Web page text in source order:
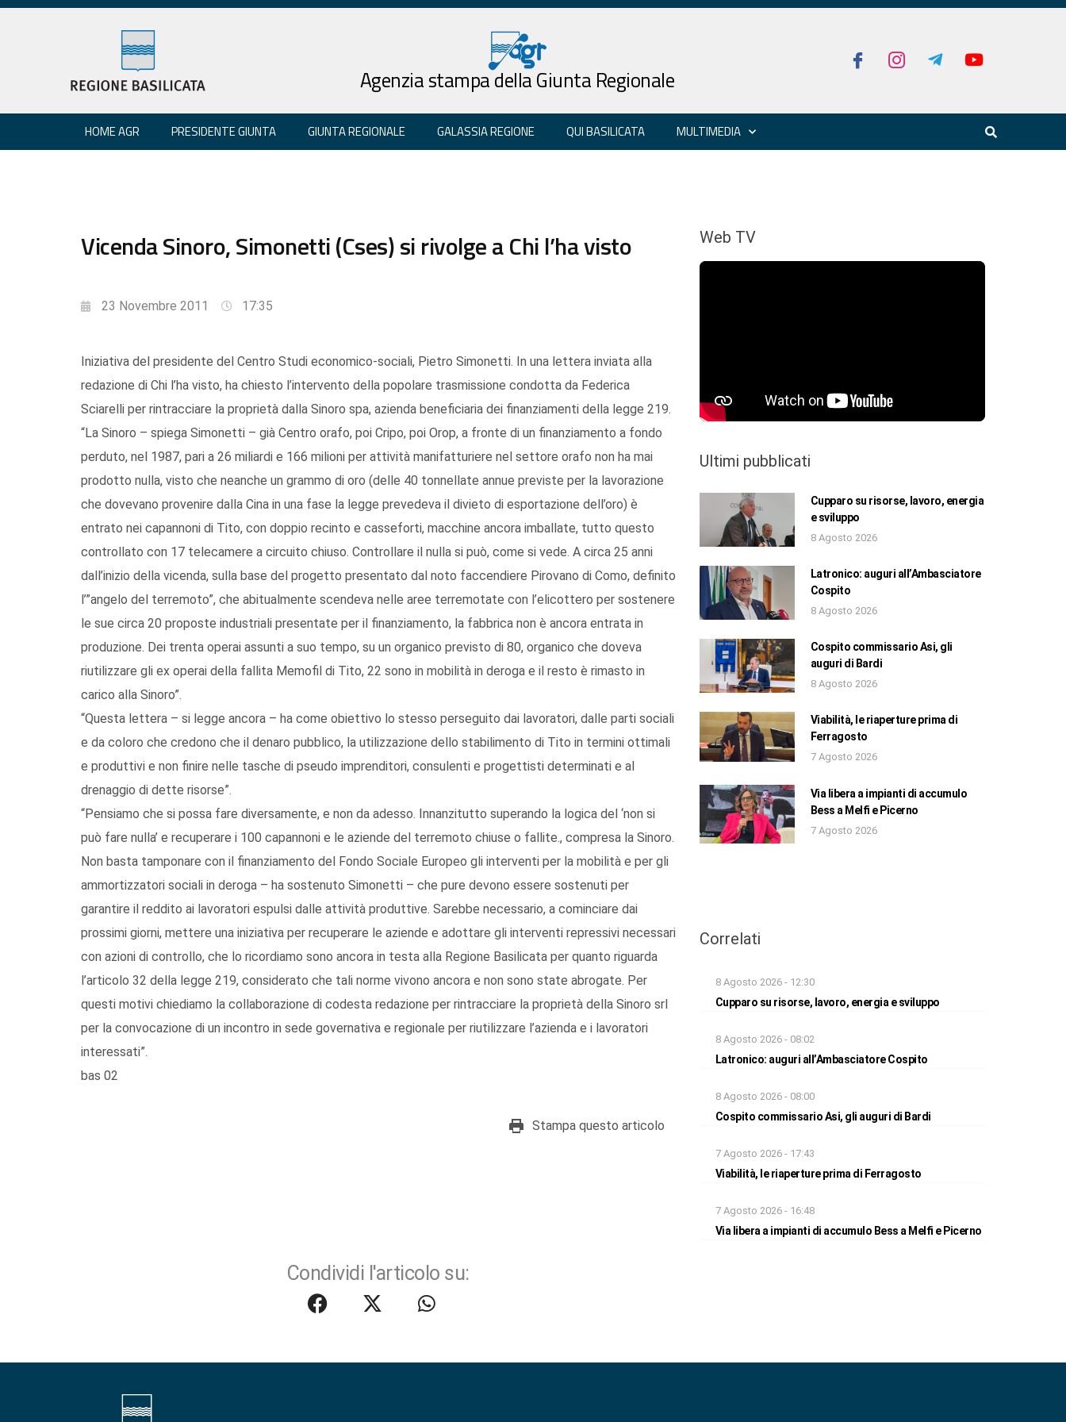
Agenzia stampa della Giunta Regionale
HOME AGR PRESIDENTE GIUNTA GIUNTA REGIONALE GALASSIA REGIONE QUI BASILICATA MULTIMEDIA
Vicenda Sinoro, Simonetti (Cses) si rivolge a Chi l’ha visto
23 Novembre 2011 17:35
Iniziativa del presidente del Centro Studi economico-sociali, Pietro Simonetti. In una lettera inviata alla
redazione di Chi l’ha visto, ha chiesto l’intervento della popolare trasmissione condotta da Federica
Sciarelli per rintracciare la proprietà dalla Sinoro spa, azienda beneficiaria dei finanziamenti della legge 219.
“La Sinoro – spiega Simonetti – già Centro orafo, poi Cripo, poi Orop, a fronte di un finanziamento a fondo
perduto, nel 1987, pari a 26 miliardi e 166 milioni per attività manifatturiere nel settore orafo non ha mai
prodotto nulla, visto che neanche un grammo di oro (delle 40 tonnellate annue previste per la lavorazione
che dovevano provenire dalla Cina in una fase la legge prevedeva il divieto di esportazione dell’oro) è
entrato nei capannoni di Tito, con doppio recinto e casseforti, macchine ancora imballate, tutto questo
controllato con 17 telecamere a circuito chiuso. Controllare il nulla si può, come si vede. A circa 25 anni
dall’inizio della vicenda, sulla base del progetto presentato dal noto faccendiere Pirovano di Como, definito
l’”angelo del terremoto”, che abitualmente scendeva nelle aree terremotate con l’elicottero per sostenere
le sue circa 20 proposte industriali presentate per il finanziamento, la fabbrica non è ancora entrata in
produzione. Dei trenta operai assunti a suo tempo, su un organico previsto di 80, organico che doveva
riutilizzare gli ex operai della fallita Memofil di Tito, 22 sono in mobilità in deroga e il resto è rimasto in
carico alla Sinoro”.
“Questa lettera – si legge ancora – ha come obiettivo lo stesso perseguito dai lavoratori, dalle parti sociali
e da coloro che credono che il denaro pubblico, la utilizzazione dello stabilimento di Tito in termini ottimali
e produttivi e non finire nelle tasche di pseudo imprenditori, consulenti e progettisti determinati e al
drenaggio di dette risorse”.
“Pensiamo che si possa fare diversamente, e non da adesso. Innanzitutto superando la logica del ‘non si
può fare nulla’ e recuperare i 100 capannoni e le aziende del terremoto chiuse o fallite., compresa la Sinoro.
Non basta tamponare con il finanziamento del Fondo Sociale Europeo gli interventi per la mobilità e per gli
ammortizzatori sociali in deroga – ha sostenuto Simonetti – che pure devono essere sostenuti per
garantire il reddito ai lavoratori espulsi dalle attività produttive. Sarebbe necessario, a cominciare dai
prossimi giorni, mettere una iniziativa per recuperare le aziende e adottare gli interventi repressivi necessari
con azioni di controllo, che lo ricordiamo sono ancora in testa alla Regione Basilicata per quanto riguarda
l’articolo 32 della legge 219, considerato che tali norme vivono ancora e non sono state abrogate. Per
questi motivi chiediamo la collaborazione di codesta redazione per rintracciare la proprietà della Sinoro srl
per la convocazione di un incontro in sede governativa e regionale per riutilizzare l’azienda e i lavoratori
interessati”.
bas 02
Stampa questo articolo
Condividi l'articolo su:
Web TV
Ultimi pubblicati
Cupparo su risorse, lavoro, energia
e sviluppo
8 Agosto 2026
Latronico: auguri all’Ambasciatore
Cospito
8 Agosto 2026
Cospito commissario Asi, gli
auguri di Bardi
8 Agosto 2026
Viabilità, le riaperture prima di
Ferragosto
7 Agosto 2026
Via libera a impianti di accumulo
Bess a Melfi e Picerno
7 Agosto 2026
Correlati
8 Agosto 2026 - 12:30
Cupparo su risorse, lavoro, energia e sviluppo
8 Agosto 2026 - 08:02
Latronico: auguri all’Ambasciatore Cospito
8 Agosto 2026 - 08:00
Cospito commissario Asi, gli auguri di Bardi
7 Agosto 2026 - 17:43
Viabilità, le riaperture prima di Ferragosto
7 Agosto 2026 - 16:48
Via libera a impianti di accumulo Bess a Melfi e Picerno